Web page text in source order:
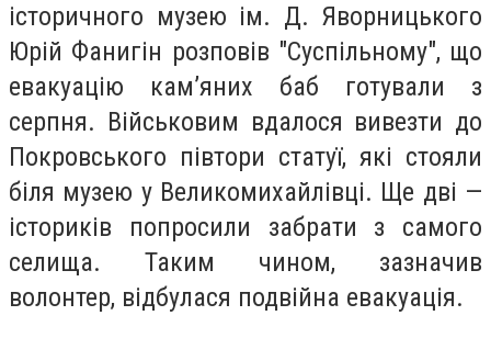
історичного музею ім. Д. Яворницького
Юрій Фанигін розповів "Суспільному", що
евакуацію кам’яних баб готували з
серпня. Військовим вдалося вивезти до
Покровського півтори статуї, які стояли
біля музею у Великомихайлівці. Ще дві —
істориків попросили забрати з самого
селища. Таким чином, зазначив
волонтер, відбулася подвійна евакуація.